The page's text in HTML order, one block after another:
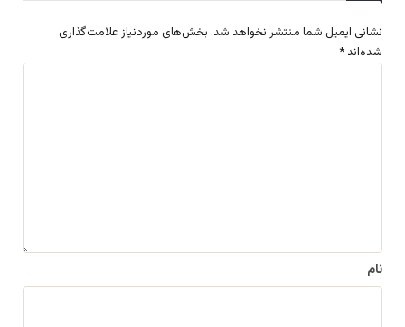
نشانی ایمیل شما منتشر نخواهد شد. بخش‌های موردنیاز علامت‌گذاری
شده‌اند *
نام